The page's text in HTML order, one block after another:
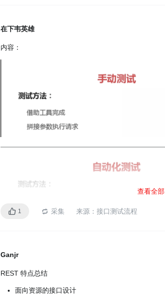
在下韦英雄
内容：
查看全部
1 采集 来源： 接口测试流程
Ganjr
REST 特点总结
面向资源的接口设计